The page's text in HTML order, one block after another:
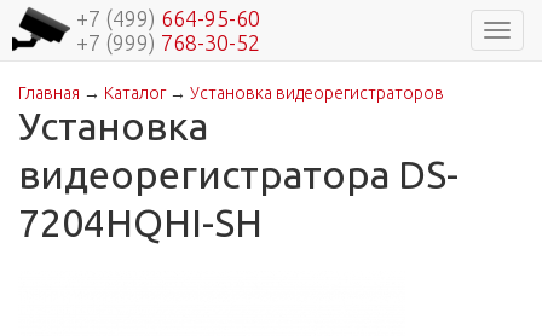
+7 (499) 664-95-60
+7 (999) 768-30-52
Вы здесь
Главная → Каталог→ Установка видеорегистраторов
Установка
видеорегистратора DS-
7204HQHI-SH